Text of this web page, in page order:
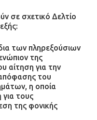
σε σχετικό Δελτίο
των πληρεξούσιων
της
αίτηση για την
του
η οποία
τους
της φονικής